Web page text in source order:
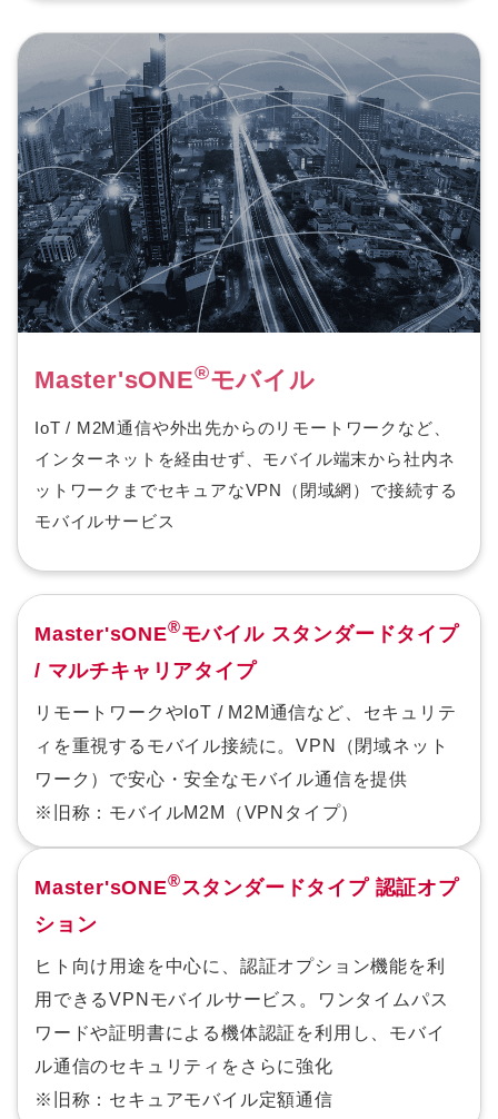
Master'sONE®モバイル
IoT / M2M通信や外出先からのリモートワークなど、
インターネットを経由せず、モバイル端末から社内ネ
ットワークまでセキュアなVPN（閉域網）で接続する
モバイルサービス
Master'sONE®モバイル スタンダードタイプ
/ マルチキャリアタイプ
リモートワークやIoT / M2M通信など、セキュリテ
ィを重視するモバイル接続に。VPN（閉域ネット
ワーク）で安心・安全なモバイル通信を提供
※旧称：モバイルM2M（VPNタイプ）
Master'sONE®スタンダードタイプ 認証オプ
ション
ヒト向け用途を中心に、認証オプション機能を利
用できるVPNモバイルサービス。ワンタイムパス
ワードや証明書による機体認証を利用し、モバイ
ル通信のセキュリティをさらに強化
※旧称：セキュアモバイル定額通信